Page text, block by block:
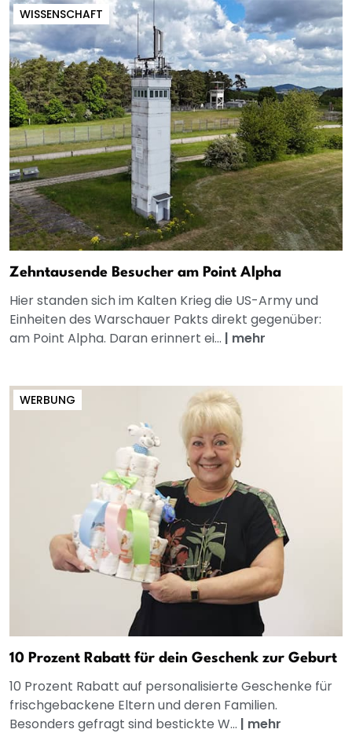
WISSENSCHAFT
Zehntausende Besucher am Point Alpha
Hier standen sich im Kalten Krieg die US-Army und
Einheiten des Warschauer Pakts direkt gegenüber:
am Point Alpha. Daran erinnert ei... | mehr
WERBUNG
10 Prozent Rabatt für dein Geschenk zur Geburt
10 Prozent Rabatt auf personalisierte Geschenke für
frischgebackene Eltern und deren Familien.
Besonders gefragt sind bestickte W... | mehr